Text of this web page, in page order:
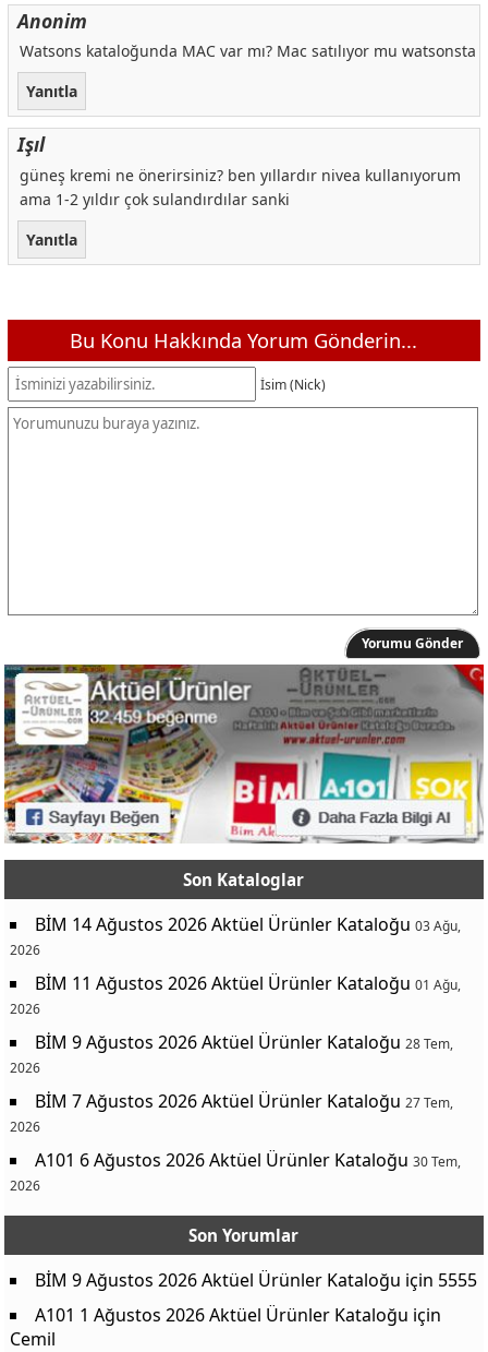
Anonim
Watsons kataloğunda MAC var mı? Mac satılıyor mu watsonsta
Yanıtla
Işıl
güneş kremi ne önerirsiniz? ben yıllardır nivea kullanıyorum
ama 1-2 yıldır çok sulandırdılar sanki
Yanıtla
Bu Konu Hakkında Yorum Gönderin...
İsim (Nick)
Yorumu Gönder
Son Kataloglar
BİM 14 Ağustos 2026 Aktüel Ürünler Kataloğu 03 Ağu,
2026
BİM 11 Ağustos 2026 Aktüel Ürünler Kataloğu 01 Ağu,
2026
BİM 9 Ağustos 2026 Aktüel Ürünler Kataloğu 28 Tem,
2026
BİM 7 Ağustos 2026 Aktüel Ürünler Kataloğu 27 Tem,
2026
A101 6 Ağustos 2026 Aktüel Ürünler Kataloğu 30 Tem,
2026
Son Yorumlar
BİM 9 Ağustos 2026 Aktüel Ürünler Kataloğu için 5555
A101 1 Ağustos 2026 Aktüel Ürünler Kataloğu için
Cemil